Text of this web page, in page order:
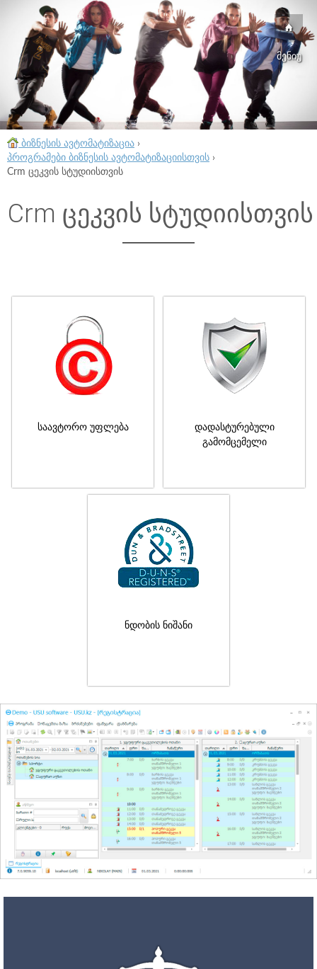
მენიუ
ბიზნესის ავტომატიზაცია ›
პროგრამები ბიზნესის ავტომატიზაციისთვის ›
Crm ცეკვის სტუდიისთვის
Crm ცეკვის სტუდიისთვის
საავტორო უფლება
დადასტურებული
გამომცემელი
ნდობის ნიშანი